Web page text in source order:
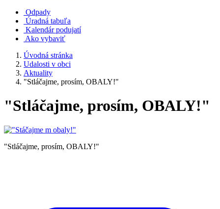
Odpady
Úradná tabuľa
Kalendár podujatí
Ako vybaviť
Úvodná stránka
Udalosti v obci
Aktuality
"Stláčajme, prosím, OBALY!"
"Stláčajme, prosím, OBALY!"
"Stláčajme, prosím, OBALY!"